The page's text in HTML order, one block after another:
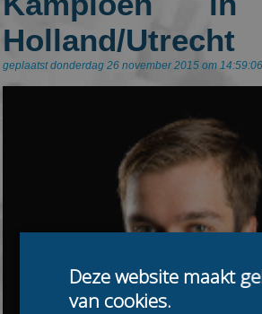
Holland/Utrecht
geplaatst donderdag 26 november 2015 om
Deze website maakt
van cookies.